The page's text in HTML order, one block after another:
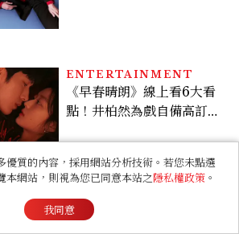
ENTERTAINMENT
《早春晴朗》線上看6大看
點！井柏然為戲自備高訂，
台北板橋馥華艾美酒店實際
優質的內容，採用網站分析技術。若您未點選
本網站，則視為您已同意本站之隱私權政策 。
我同意